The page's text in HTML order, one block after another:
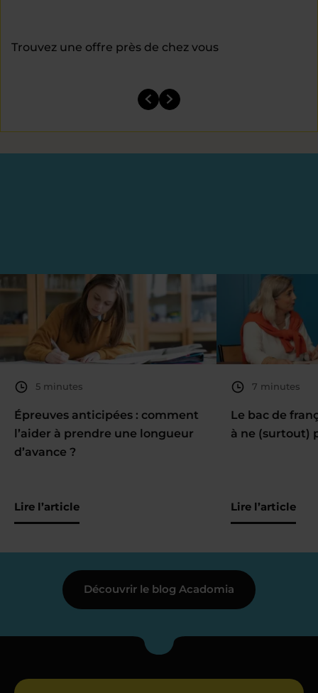
Trouvez une offre près de chez vous
5 minutes
Épreuves anticipées : comment
l’aider à prendre une longueur
d’avance ?
Lire l’article
7 minutes
Le bac de
à ne (surtout)
Lire l’article
Découvrir le blog Acadomia